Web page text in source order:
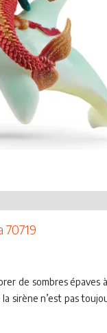
70719
de sombres
sirène n’est pas